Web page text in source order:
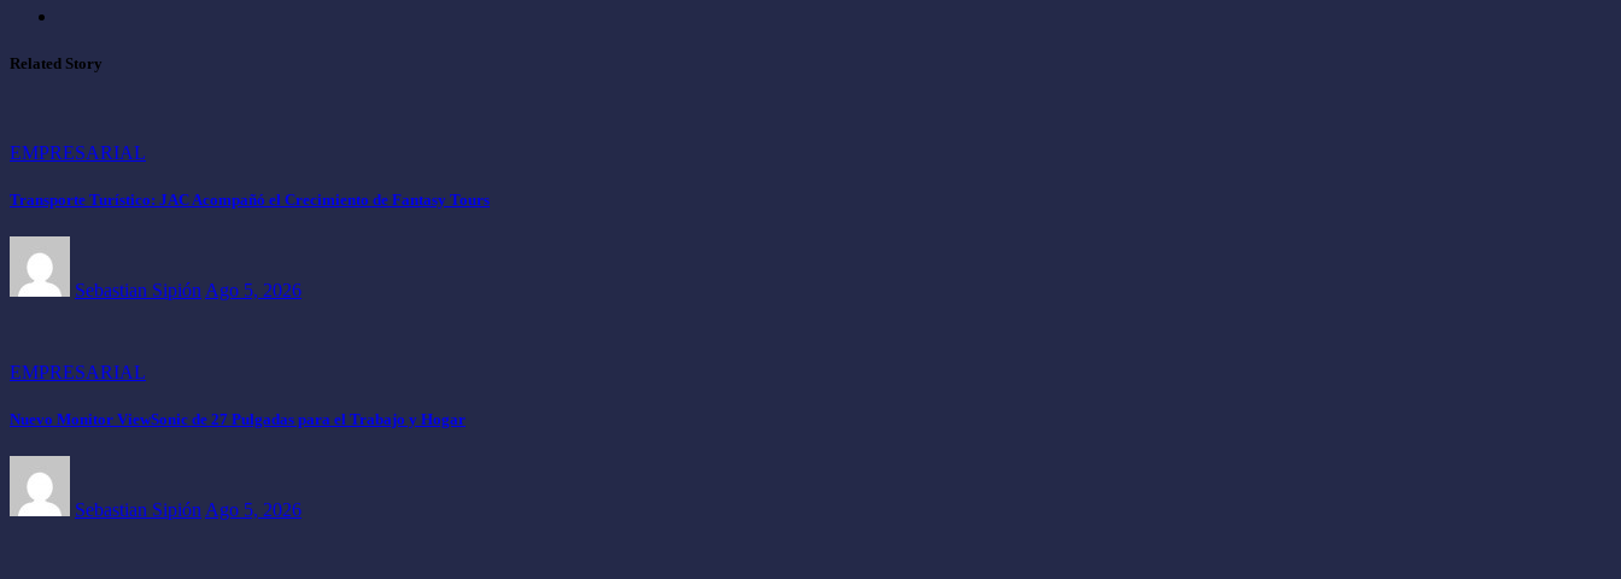
Related Story
EMPRESARIAL
Transporte Turístico: JAC Acompañó el Crecimiento de Fantasy Tours
Sebastian Sipión Ago 5, 2026
EMPRESARIAL
Nuevo Monitor ViewSonic de 27 Pulgadas para el Trabajo y Hogar
Sebastian Sipión Ago 5, 2026